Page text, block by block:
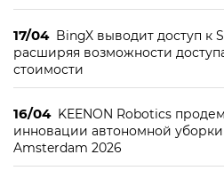
17/04 BingX выводит доступ к
расширяя возможности
стоимости
16/04 KEENON Robotics
инновации автономной
Amsterdam 2026